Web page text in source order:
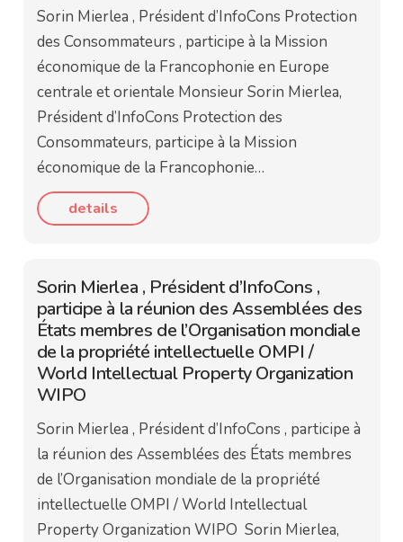
Sorin Mierlea , Président d’InfoCons Protection
des Consommateurs , participe à la Mission
économique de la Francophonie en Europe
centrale et orientale Monsieur Sorin Mierlea,
Président d’InfoCons Protection des
Consommateurs, participe à la Mission
économique de la Francophonie…
details
Sorin Mierlea , Président d’InfoCons ,
participe à la réunion des Assemblées des
États membres de l’Organisation mondiale
de la propriété intellectuelle OMPI /
World Intellectual Property Organization
WIPO
Sorin Mierlea , Président d’InfoCons , participe à
la réunion des Assemblées des États membres
de l’Organisation mondiale de la propriété
intellectuelle OMPI / World Intellectual
Property Organization WIPO Sorin Mierlea,